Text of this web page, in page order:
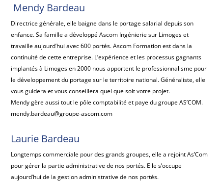
Mendy Bardeau
Directrice générale, elle baigne dans le portage salarial depuis son
enfance. Sa famille a développé Ascom Ingénierie sur Limoges et
travaille aujourd’hui avec 600 portés. Ascom Formation est dans la
continuité de cette entreprise. L’expérience et les processus gagnants
implantés à Limoges en 2000 nous apportent le professionnalisme pour
le développement du portage sur le territoire national. Généraliste, elle
vous guidera et vous conseillera quel que soit votre projet.
Mendy gère aussi tout le pôle comptabilité et paye du groupe AS’COM.
mendy.bardeau@groupe-ascom.com
Laurie Bardeau
Longtemps commerciale pour des grands groupes, elle a rejoint As’Com
pour gérer la partie administrative de nos portés. Elle s’occupe
aujourd’hui de la gestion administrative de nos portés.